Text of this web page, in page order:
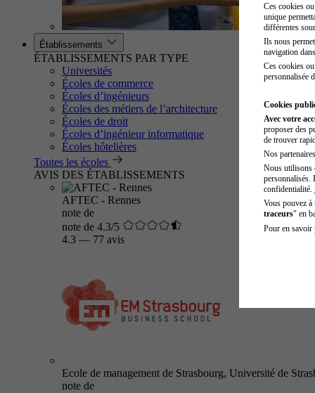
Établissements
ÉTABLISSEMENTS PAR TYPE
Universités
Écoles de commerce
Écoles d’ingénieurs
Écoles des métiers de l’architecture
Écoles de droit
Écoles d’ingénieur informatique
Écoles hôtelières
Toutes les écoles
AVIS DES ÉTABLISSEMENTS
AFTEC - Rennes
note de
note de 4.3/5
4.3 — 77 avis
Ecole de management de Strasbourg, Université de
note de
Ces cookies
unique
différentes
Ils nous
navigation
Ces cookies
personnalisée
Cookies
Avec votre
proposer des
de trouver
Nos
Nous utilisons
personnalisés.
confidentialité.
Vous pouvez
traceurs" en
Pour en